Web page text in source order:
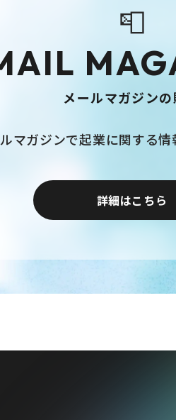
📮
メールマガジンの
マガジンで起業に関する
詳細はこちら